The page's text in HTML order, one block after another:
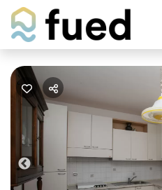
Previous